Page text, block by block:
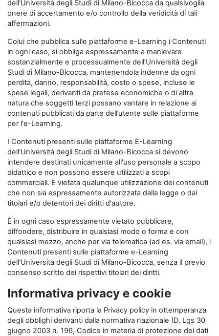
dell’Università degli Studi di Milano-Bicocca da qualsivoglia
onere di accertamento e/o controllo della veridicità di tali
affermazioni.
Colui che pubblica sulle piattaforme e-Learning i Contenuti
in ogni caso, si obbliga espressamente a manlevare
sostanzialmente e processualmente dell’Università degli
Studi di Milano-Bicocca, mantenendola indenne da ogni
perdita, danno, responsabilità, costo o spese, incluse le
spese legali, derivanti da pretese economiche o di altra
natura che soggetti terzi possano vantare in relazione ai
contenuti pubblicati da parte dell’utente sulle piattaforme
per l'e-Learning.
I Contenuti presenti sulle piattaforme E-Learning
dell’Università degli Studi di Milano-Bicocca si devono
intendere destinati unicamente all'uso personale a scopo
didattico e non possono essere utilizzati a scopi
commerciali. È vietata qualunque utilizzazione dei contenuti
che non sia espressamente autorizzata dalla legge o dai
titolari e/o detentori dei diritti d'autore.
È in ogni caso espressamente vietato pubblicare,
diffondere, distribuire in qualsiasi modo o forma e con
qualsiasi mezzo, anche per via telematica (ad es. via email), i
Contenuti presenti sulle piattaforme e-Learning
dell’Università degli Studi di Milano-Bicocca, senza il previo
consenso scritto dei rispettivi titolari dei diritti.
Informativa privacy e cookie
Questa informativa riporta la Privacy policy in ottemperanza
degli obblighi derivanti dalla normativa nazionale (D. Lgs 30
giugno 2003 n. 196, Codice in materia di protezione dei dati